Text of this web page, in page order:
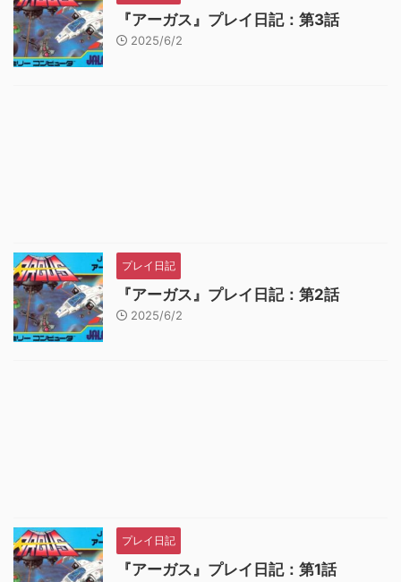
『アーガス』プレイ日記：第3話
2025/6/2
プレイ日記
『アーガス』プレイ日記：第2話
2025/6/2
プレイ日記
『アーガス』プレイ日記：第1話